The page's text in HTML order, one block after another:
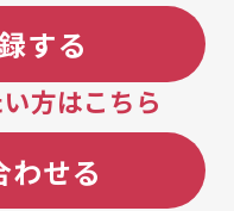
する
方はこちら
わせる